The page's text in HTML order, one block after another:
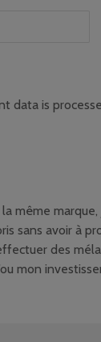
data is
même
sans avoir à
des
mon